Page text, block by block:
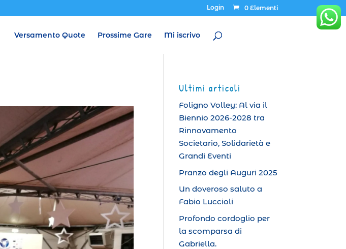
Login 0 Elementi
Versamento Quote Prossime Gare Mi iscrivo
Ultimi articoli
Foligno Volley: Al via il
Biennio 2026-2028 tra
Rinnovamento
Societario, Solidarietà e
Grandi Eventi
Pranzo degli Auguri 2025
Un doveroso saluto a
Fabio Luccioli
Profondo cordoglio per
la scomparsa di
Gabriella.